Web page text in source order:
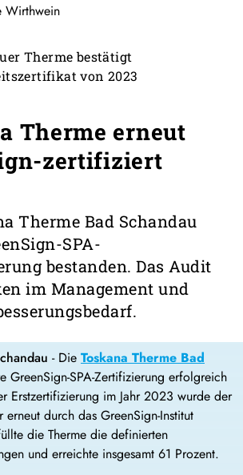
Wirthwein
Therme bestätigt
von 2023
Therme erneut
zertifiziert
Therme Bad Schandau
SPA-
bestanden. Das Audit
im Management und
- Die Toskana Therme Bad
GreenSign-SPA-Zertifizierung erfolgreich
Erstzertifizierung im Jahr 2023 wurde der
erneut durch das GreenSign-Institut
die Therme die definierten
und erreichte insgesamt 61 Prozent.